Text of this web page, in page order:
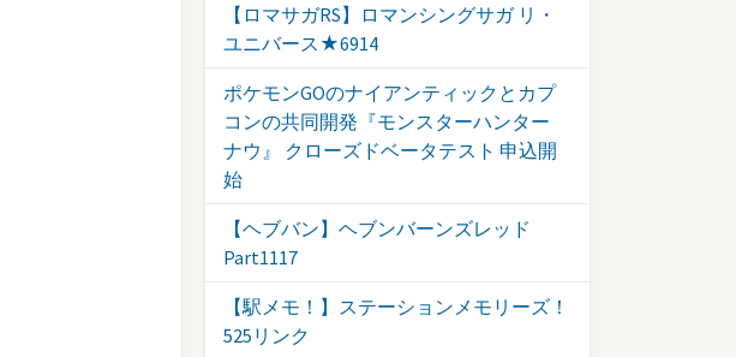
【ロマサガRS】ロマンシングサガ リ・
ユニバース★6914
ポケモンGOのナイアンティックとカプ
コンの共同開発『モンスターハンター
ナウ』 クローズドベータテスト 申込開
始
【ヘブバン】ヘブンバーンズレッド
Part1117
【駅メモ！】ステーションメモリーズ！
525リンク